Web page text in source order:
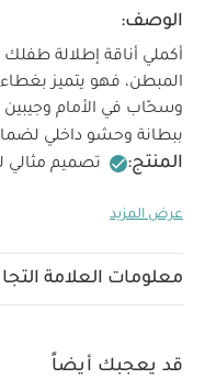
الوصف:
أكملي أناقة إطلالة طفلك
المبطن، فهو يتميز
وسحّاب في الأمام وجيبين
ببطانة وحشو داخلي
المنتج:
تصميم مثالي
وتحذيرات:
بوليسترتعليمات
حرارة 40 درجة مئوية
ممنوع التنظيف الجاف
على الجانب الداخلي
عرض المزيد
معلومات العلامة
قد يعجبك أيضاً